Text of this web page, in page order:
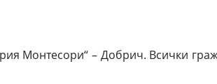
Монтесори“ – Добрич. Всички